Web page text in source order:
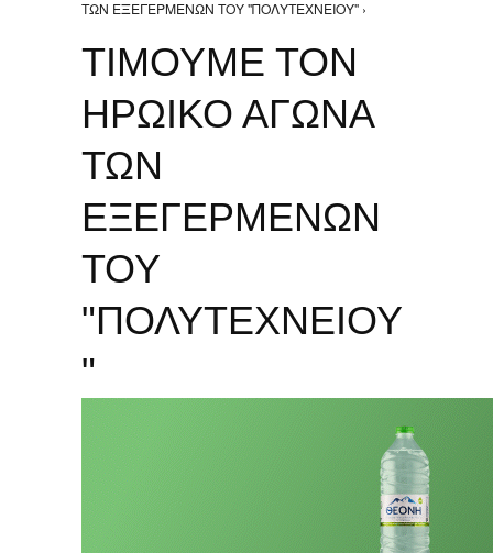
ΤΩΝ ΕΞΕΓΕΡΜΕΝΩΝ ΤΟΥ "ΠΟΛΥΤΕΧΝΕΙΟΥ" ›
ΤΙΜΟΥΜΕ ΤΟΝ
ΗΡΩΙΚΟ ΑΓΩΝΑ
ΤΩΝ
ΕΞΕΓΕΡΜΕΝΩΝ
ΤΟΥ
"ΠΟΛΥΤΕΧΝΕΙΟΥ
"